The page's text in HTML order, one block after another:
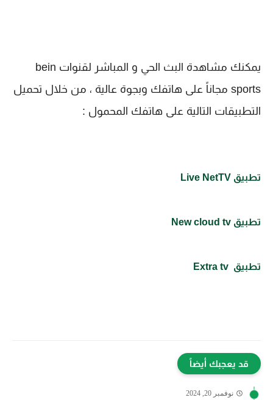
يمكنك مشاهدة البث الحي و المباشر لقنوات bein
sports مجاناً على هاتفك وبجوة عالية ، من خلال تحميل
التطبيقات التالية على هاتفك المحمول :
تطبيق Live NetTV
تطبيق New cloud tv
تطبيق
قد يعجبك أيضاً
نوفمبر 20, 2024